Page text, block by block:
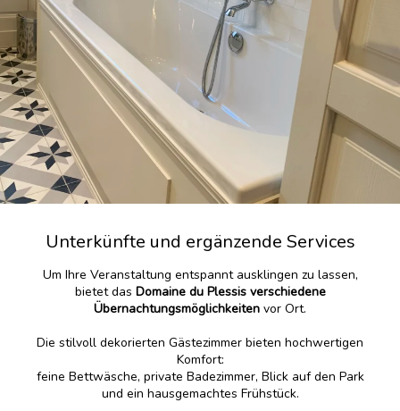
Unterkünfte und ergänzende Services
Um Ihre Veranstaltung entspannt ausklingen zu lassen,
bietet das Domaine du Plessis verschiedene
Übernachtungsmöglichkeiten vor Ort.
Die stilvoll dekorierten Gästezimmer bieten hochwertigen
Komfort:
feine Bettwäsche, private Badezimmer, Blick auf den Park
und ein hausgemachtes Frühstück.